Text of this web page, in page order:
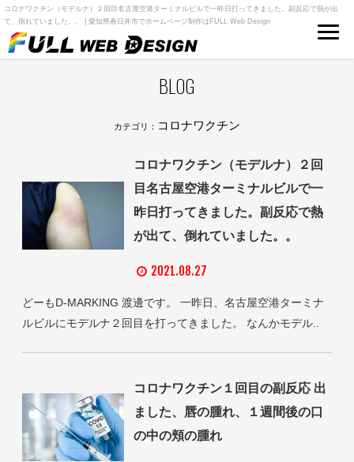
コロナワクチン（モデルナ）２回目名古屋空港ターミナルビルで一昨日打ってきました。副反応で熱が出
て、倒れていました。。 | 愛知県春日井市でホームページ制作はFULL Web Design
BLOG
カテゴリ： コロナワクチン
コロナワクチン（モデルナ）２回
目名古屋空港ターミナルビルで一
昨日打ってきました。副反応で熱
が出て、倒れていました。。
2021.08.27
どーもD-MARKING 渡邊です。 一昨日、名古屋空港ターミナ
ルビルにモデルナ２回目を打ってきました。 なんかモデル..
コロナワクチン１回目の副反応 出
ました、唇の腫れ、１週間後の口
の中の頬の腫れ